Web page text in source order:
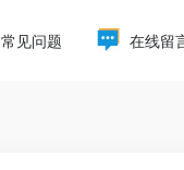
常见问题 在线留